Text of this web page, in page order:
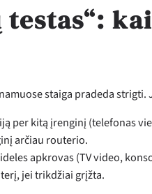
testas“:
staiga pradeda
per kitą įrenginį (telefonas
arčiau routerio.
apkrovas (TV video,
jei trikdžiai grįžta.